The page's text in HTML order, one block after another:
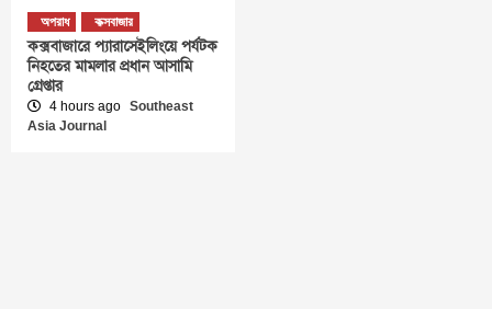
অপরাধ কক্সবাজার
কক্সবাজারে প্যারাসেইলিংয়ে পর্যটক
নিহতের মামলার প্রধান আসামি
গ্রেপ্তার
4 hours ago Southeast
Asia Journal